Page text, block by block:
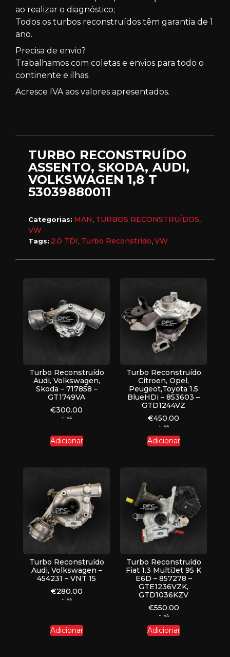
ao realizar o diagnóstico;
Todos os turbos reconstruídos têm garantia de 1
ano.
Precisa de envio?
Trabalhamos com coletas e envios para todo o
continente e ilhas.
Acresce IVA aos valores apresentados.
TURBO RECONSTRUÍDO
ASSENTO, SKODA, AUDI,
VOLKSWAGEN 1,8 T
53039880011
Categorias: MAN TURBOS RECONSTRUÍDOS
VW
Tags: 2.0 TDI Turbo Reconstrído VW
Turbo Reconstruído
Audi, Volkswagen,
Skoda – 717858 –
GT1749VA
€300.00
+ IVA
Adicionar
Turbo Reconstruído
Citroen, Opel,
Peugeot,Toyota 1.5
BlueHDi – 853603 –
GTD1244VZ
€450.00
+ IVA
Adicionar
Turbo Reconstruído
Audi, Volkswagen –
454231 – VNT 15
€280.00
+ IVA
Adicionar
Turbo Reconstruído
Fiat 1.3 MultiJet 95 K
E6D – 857278 –
GTE1236VZK,
GTD1036KZV
€550.00
+ IVA
Adicionar